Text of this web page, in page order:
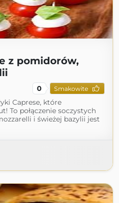
z pomidorów,
0 Smakowite
Caprese, które
To połączenie soczystych
i świeżej bazylii jest